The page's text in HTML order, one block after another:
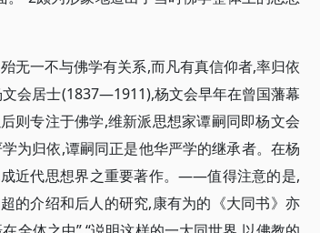
无一不与佛学有关系,而凡有真信仰者,率归依
文会居士(1837—1911),杨文会早年在曾国藩幕
则专注于佛学,维新派思想家谭嗣同即杨文会
为归依,谭嗣同正是他华严学的继承者。在杨
近代思想界之重要著作。——值得注意的是,
的介绍和后人的研究,康有为的《大同书》亦